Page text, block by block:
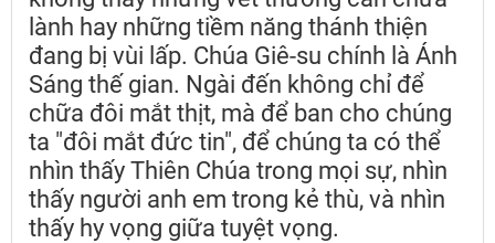
lành hay những tiềm năng thánh thiện
đang bị vùi lấp. Chúa Giê-su chính là Ánh
Sáng thế gian. Ngài đến không chỉ để
chữa đôi mắt thịt, mà để ban cho chúng
ta "đôi mắt đức tin", để chúng ta có thể
nhìn thấy Thiên Chúa trong mọi sự, nhìn
thấy người anh em trong kẻ thù, và nhìn
thấy hy vọng giữa tuyệt vọng.